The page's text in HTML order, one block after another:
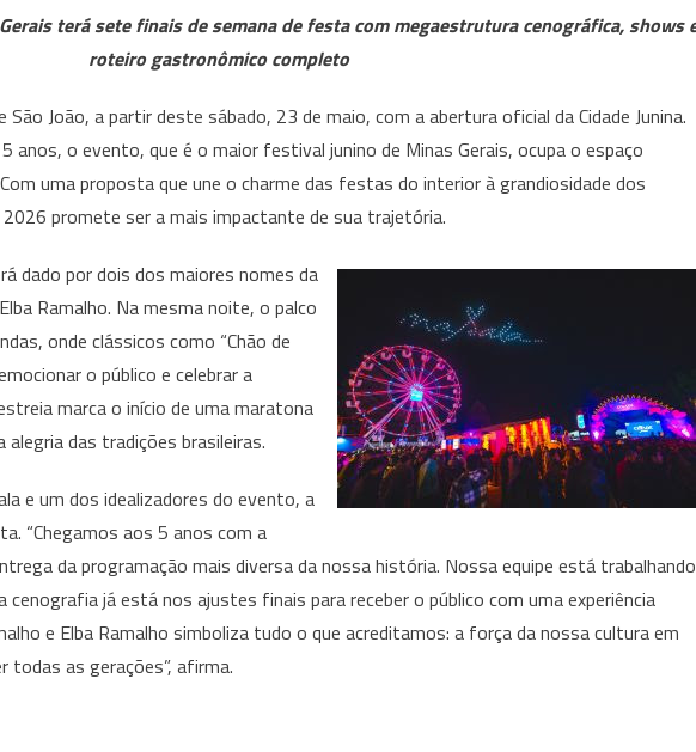
abrem
2026
Cidade
Junina
em
BH
terá sete finais de semana de festa com megaestrutura cenográfica, shows
roteiro gastronômico completo
João, a partir deste sábado, 23 de maio, com a abertura oficial da Cidade Junina.
anos, o evento, que é o maior festival junino de Minas Gerais, ocupa o espaço
Com uma proposta que une o charme das festas do interior à grandiosidade dos
promete ser a mais impactante de sua trajetória.
dado por dois dos maiores nomes da
Ramalho. Na mesma noite, o palco
onde clássicos como “Chão de
o público e celebrar a
marca o início de uma maratona
das tradições brasileiras.
e um dos idealizadores do evento, a
“Chegamos aos 5 anos com a
da programação mais diversa da nossa história. Nossa equipe está trabalhando
já está nos ajustes finais para receber o público com uma experiência
e Elba Ramalho simboliza tudo o que acreditamos: a força da nossa cultura em
todas as gerações”, afirma.